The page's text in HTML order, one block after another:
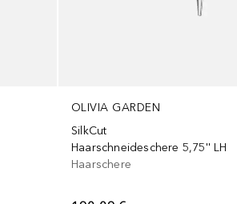
OLIVIA GARDEN
SilkCut
Haarschneideschere 5,75'' LH
Haarschere